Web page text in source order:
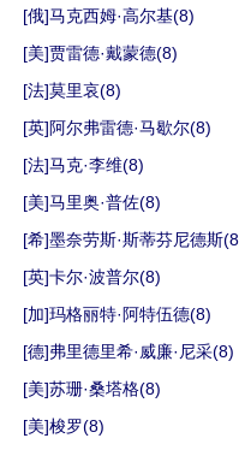
[俄]马克西姆·高尔基(8)
[美]贾雷德·戴蒙德(8)
[法]莫里哀(8)
[英]阿尔弗雷德·马歇尔(8)
[法]马克·李维(8)
[美]马里奥·普佐(8)
[希]墨奈劳斯·斯蒂芬尼德斯
[英]卡尔·波普尔(8)
[加]玛格丽特·阿特伍德(8)
[德]弗里德里希·威廉·尼采(8)
[美]苏珊·桑塔格(8)
[美]梭罗(8)